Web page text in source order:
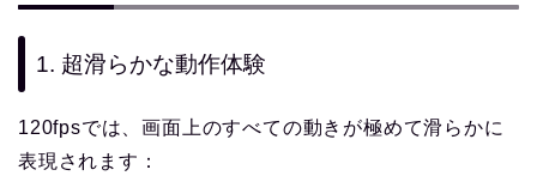
1. 超滑らかな動作体験
120fpsでは、画面上のすべての動きが極めて滑らかに
表現されます：